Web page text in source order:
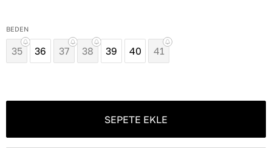
BEDEN
35 36 37 38 39 40 41
SEPETE EKLE